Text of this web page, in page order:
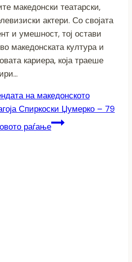
македонски театарски,
актери. Со својата
и умешност, тој остави
македонската култура и
кариера, која траеше
на македонското
Спиркоски Џумерко – 79
раѓање